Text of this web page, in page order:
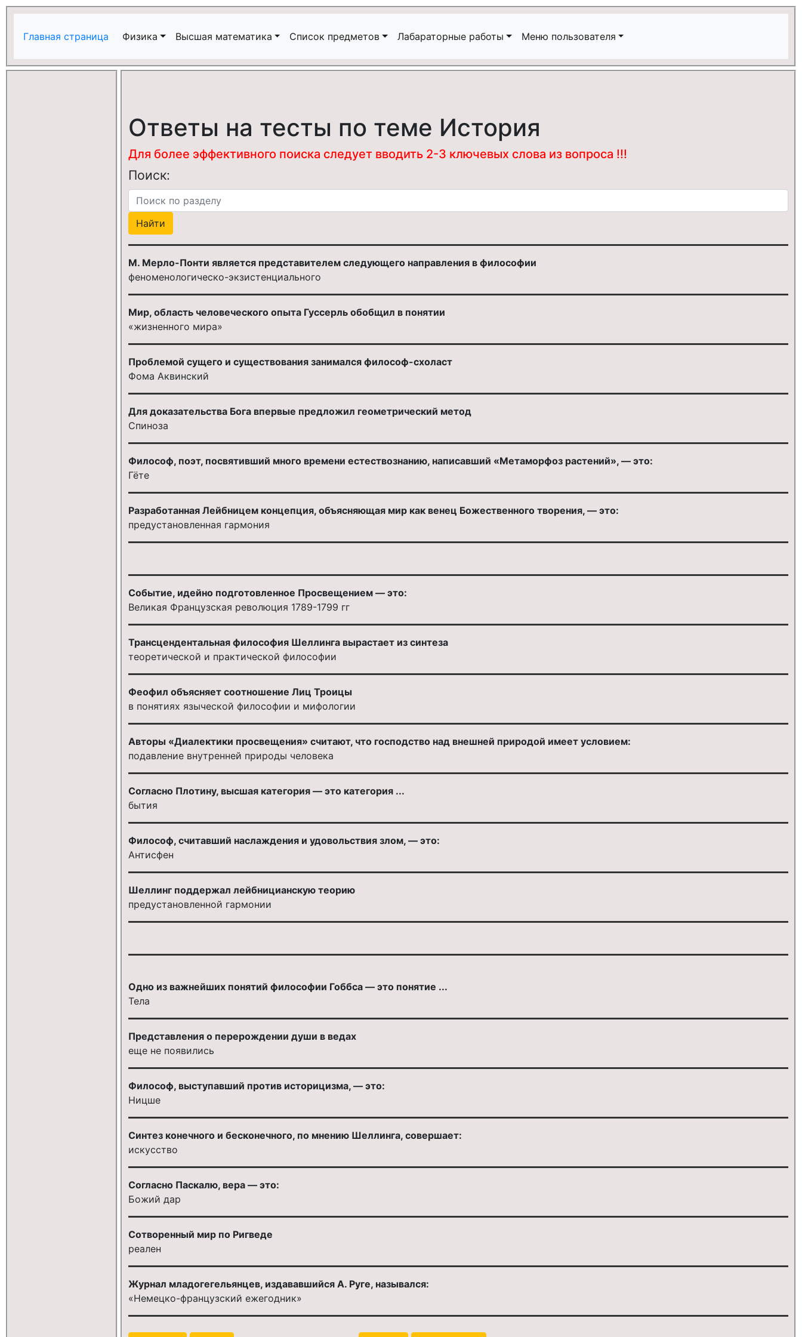
Главная страница Физика Высшая математика Список предметов Лабараторные работы Меню пользователя
Ответы на тесты по теме История
Для более эффективного поиска следует вводить 2-3 ключевых слова из вопроса !!!
Поиск:
М. Мерло-Понти является представителем следующего направления в философии
феноменологическо-экзистенциального
Мир, область человеческого опыта Гуссерль обобщил в понятии
«жизненного мира»
Проблемой сущего и существования занимался философ-схоласт
Фома Аквинский
Для доказательства Бога впервые предложил геометрический метод
Спиноза
Философ, поэт, посвятивший много времени естествознанию, написавший «Метаморфоз растений», — это:
Гёте
Разработанная Лейбницем концепция, объясняющая мир как венец Божественного творения, — это:
предустановленная гармония
Событие, идейно подготовленное Просвещением — это:
Великая Французская революция 1789-1799 гг
Трансцендентальная философия Шеллинга вырастает из синтеза
теоретической и практической философии
Феофил объясняет соотношение Лиц Троицы
в понятиях языческой философии и мифологии
Авторы «Диалектики просвещения» считают, что господство над внешней природой имеет условием:
подавление внутренней природы человека
Согласно Плотину, высшая категория — это категория ...
бытия
Философ, считавший наслаждения и удовольствия злом, — это:
Антисфен
Шеллинг поддержал лейбницианскую теорию
предустановленной гармонии
Одно из важнейших понятий философии Гоббса — это понятие ...
Тела
Представления о перерождении души в ведах
еще не появились
Философ, выступавший против историцизма, — это:
Ницше
Синтез конечного и бесконечного, по мнению Шеллинга, совершает:
искусство
Согласно Паскалю, вера — это:
Божий дар
Сотворенный мир по Ригведе
реален
Журнал младогегельянцев, издававшийся А. Руге, назывался:
«Немецко-французский ежегодник»